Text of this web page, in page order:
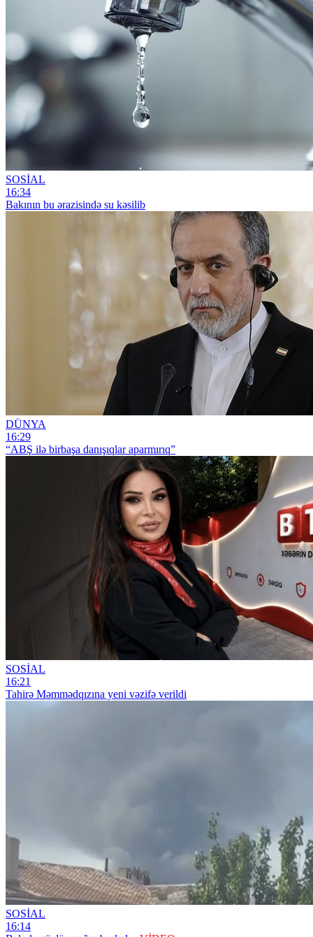
SOSİAL
16:34
Bakının bu ərazisində su kəsilib
DÜNYA
16:29
“ABŞ ilə birbaşa danışıqlar aparmırıq”
SOSİAL
16:21
Tahirə Məmmədqızına yeni vəzifə verildi
SOSİAL
16:14